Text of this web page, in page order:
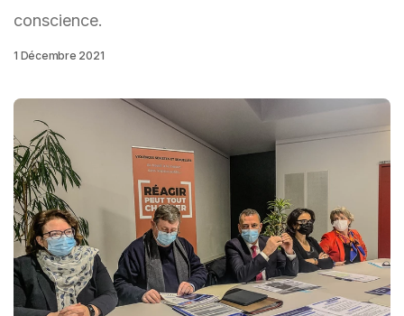
conscience.
1 Décembre 2021